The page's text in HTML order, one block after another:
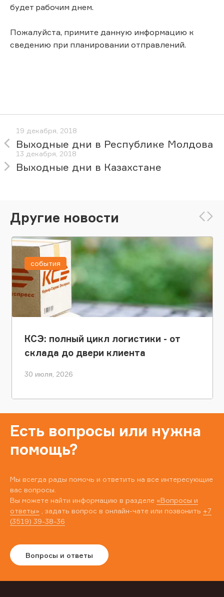
будет рабочим днем.
Пожалуйста, примите данную информацию к
сведению при планировании отправлений.
19 декабря, 2018
Выходные дни в Республике Молдова
13 декабря, 2018
Выходные дни в Казахстане
Другие новости
КСЭ: полный цикл логистики - от
склада до двери клиента
30 июля, 2026
события
Есть вопросы или нужна
помощь?
Мы всегда рады помочь и ответить на все интересующие
вас вопросы.
Вы можете найти информацию в разделе «Вопросы и
ответы» , задать вопрос в онлайн-чате или позвонить +7
(3519) 39-38-36
Вопросы и ответы